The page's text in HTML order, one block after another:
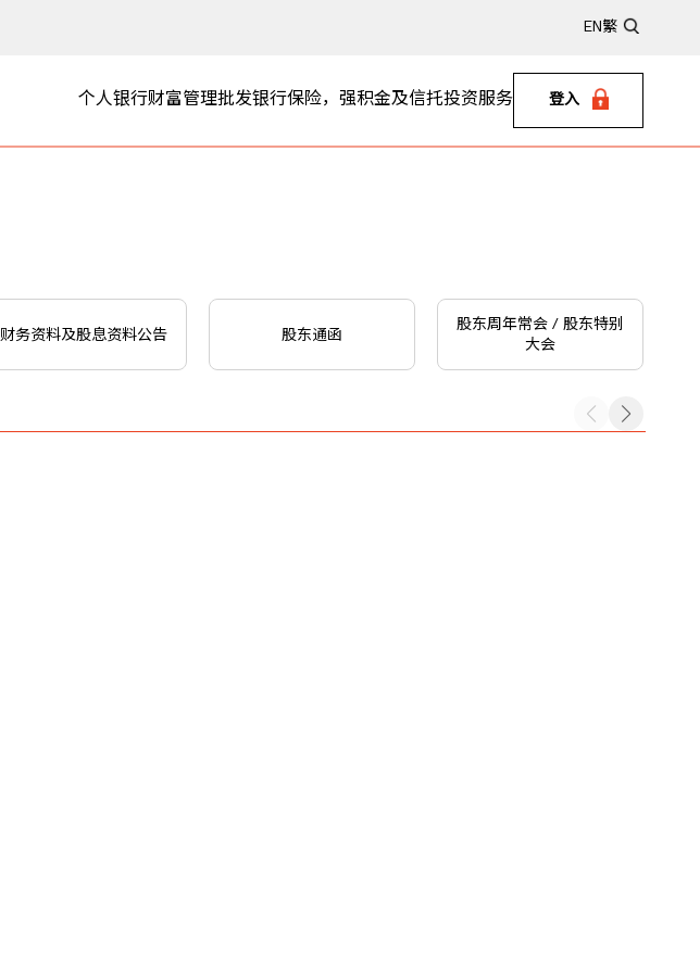
EN 繁
个人银行财富管理批发银行保险，强积金及信托投资服务 登入
财务资料及股息资料公告 股东通函
股东周年常会 / 股东特别
大会